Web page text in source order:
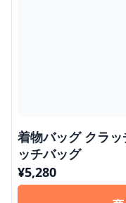
着物バッグ クラ
ッチバッグ
¥5,280